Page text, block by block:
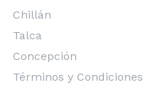
Chillán
Talca
Concepción
Términos y Condiciones